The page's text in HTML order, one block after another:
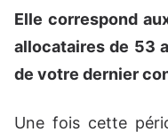
Elle correspond
allocataires de 53
de votre dernier
Une fois cette